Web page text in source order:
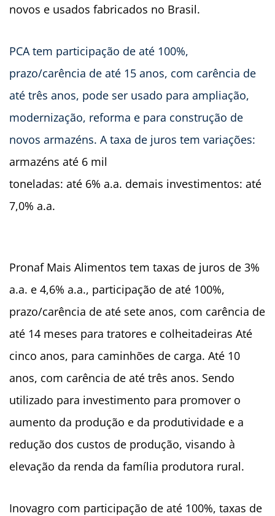
novos e usados fabricados no Brasil.
PCA tem participação de até 100%,
prazo/carência de até 15 anos, com carência de
até três anos, pode ser usado para ampliação,
modernização, reforma e para construção de
novos armazéns. A taxa de juros tem variações:
armazéns até 6 mil
toneladas: até 6% a.a. demais investimentos: até
7,0% a.a.
Pronaf Mais Alimentos tem taxas de juros de 3%
a.a. e 4,6% a.a., participação de até 100%,
prazo/carência de até sete anos, com carência de
até 14 meses para tratores e colheitadeiras Até
cinco anos, para caminhões de carga. Até 10
anos, com carência de até três anos. Sendo
utilizado para investimento para promover o
aumento da produção e da produtividade e a
redução dos custos de produção, visando à
elevação da renda da família produtora rural.
Inovagro com participação de até 100%, taxas de